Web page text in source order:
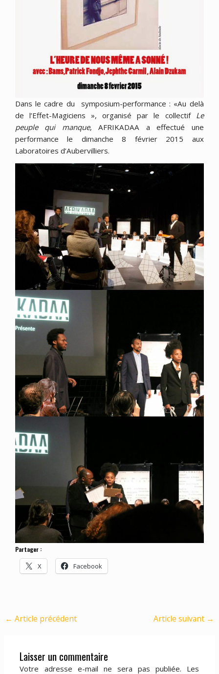
Dans le cadre du symposium-performance : «Au delà
de l’Effet-Magiciens », organisé par le collectif Le
peuple qui manque, AFRIKADAA a effectué une
performance le dimanche 8 février 2015 aux
Laboratoires d’Aubervilliers.
Partager :
X Facebook
← Article précédent Article suivant →
Laisser un commentaire
Votre adresse e-mail ne sera pas publiée. Les